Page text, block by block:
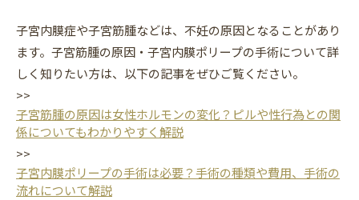
子宮内膜症や子宮筋腫などは、不妊の原因となることがあり
ます。子宮筋腫の原因・子宮内膜ポリープの手術について詳
しく知りたい方は、以下の記事をぜひご覧ください。
>>
子宮筋腫の原因は女性ホルモンの変化？ピルや性行為との関
係についてもわかりやすく解説
>>
子宮内膜ポリープの手術は必要？手術の種類や費用、手術の
流れについて解説